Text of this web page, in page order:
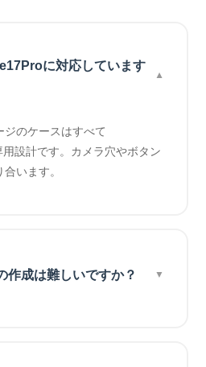
に対応しています
ジのケースはすべて
設計です。カメラ穴やボタン
います。
作成は難しいですか？